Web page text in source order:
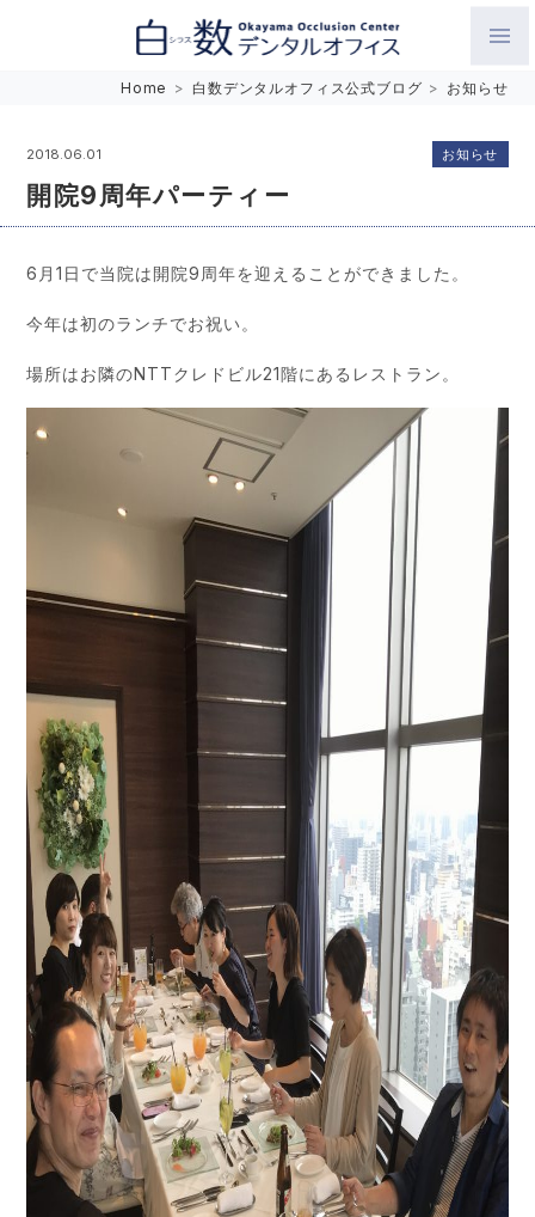
Home > 白数デンタルオフィス公式ブログ > お知らせ
2018.06.01
開院9周年パーティー
お知らせ
6月1日で当院は開院9周年を迎えることができました。
今年は初のランチでお祝い。
場所はお隣のNTTクレドビル21階にあるレストラン。